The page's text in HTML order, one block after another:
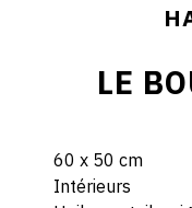
LE
60 x 50 cm
Intérieurs